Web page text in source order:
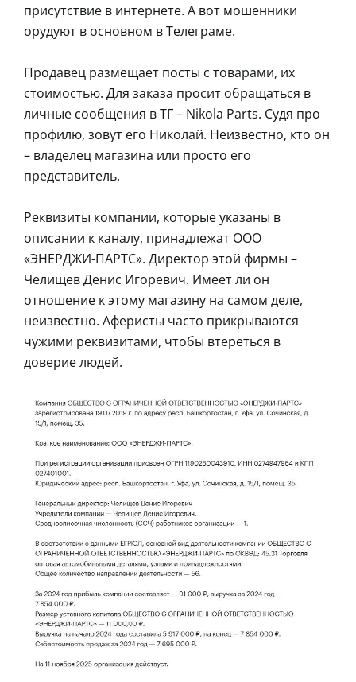
присутствие в интернете. А вот мошенники
орудуют в основном в Телеграме.
Продавец размещает посты с товарами, их
стоимостью. Для заказа просит обращаться в
личные сообщения в ТГ – Nikola Parts. Судя про
профилю, зовут его Николай. Неизвестно, кто он
– владелец магазина или просто его
представитель.
Реквизиты компании, которые указаны в
описании к каналу, принадлежат ООО
«ЭНЕРДЖИ-ПАРТС». Директор этой фирмы –
Челищев Денис Игоревич. Имеет ли он
отношение к этому магазину на самом деле,
неизвестно. Аферисты часто прикрываются
чужими реквизитами, чтобы втереться в
доверие людей.